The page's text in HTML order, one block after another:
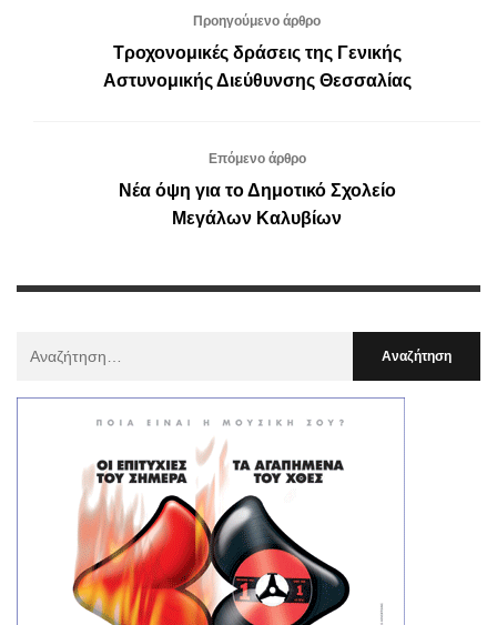
Προηγούμενο άρθρο
Τροχονομικές δράσεις της Γενικής
Αστυνομικής Διεύθυνσης Θεσσαλίας
Επόμενο άρθρο
Νέα όψη για το Δημοτικό Σχολείο
Μεγάλων Καλυβίων
: